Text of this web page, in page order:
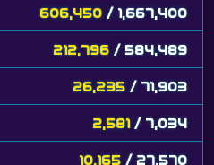
606,450 / 1,667,400
212,796 / 584,489
26,235 / 71,903
2,581 / 7,034
10,165 / 27,570